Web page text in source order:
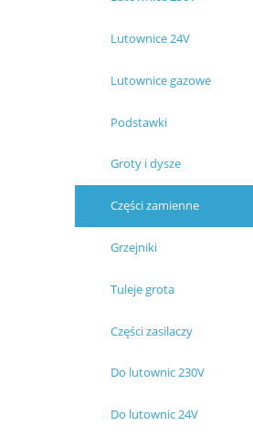
Lutownice 24V
Lutownice gazowe
Podstawki
Groty i dysze
Części zamienne
Grzejniki
Tuleje grota
Części zasilaczy
Do lutownic 230V
Do lutownic 24V